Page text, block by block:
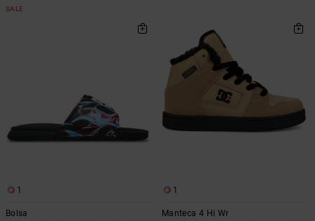
SALE
1
Bolsa
1
Manteca 4 Hi Wr